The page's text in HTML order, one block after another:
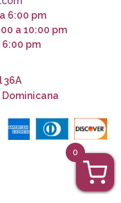
6:00 pm
a 10:00 pm
6:00 pm
36A
0